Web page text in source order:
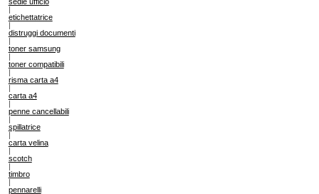
sedie ufficio
etichettatrice
distruggi documenti
toner samsung
toner compatibili
risma carta a4
carta a4
penne cancellabili
spillatrice
carta velina
scotch
timbro
pennarelli